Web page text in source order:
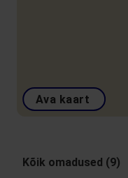
Ava kaart
Kõik omadused (9)